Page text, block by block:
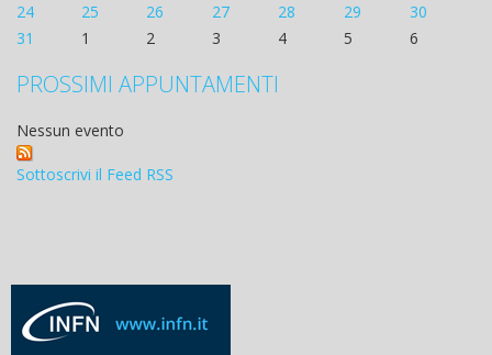
24
25 26 27 28 29
30
31
1 2 3 4 5 6
PROSSIMI APPUNTAMENTI
Nessun evento
Sottoscrivi il Feed RSS